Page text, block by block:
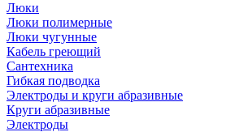
Люки
Люки полимерные
Люки чугунные
Кабель греющий
Сантехника
Гибкая подводка
Электроды и круги абразивные
Круги абразивные
Электроды